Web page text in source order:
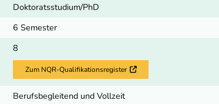
Doktoratsstudium/PhD
6 Semester
8
Zum NQR-Qualifikationsregister Externer Link
Berufsbegleitend und Vollzeit